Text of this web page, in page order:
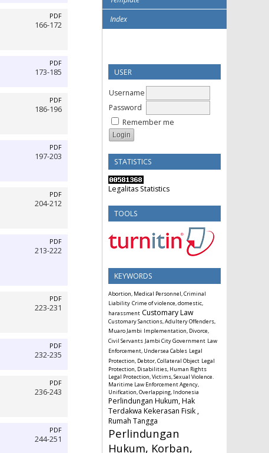
Index
USER
Username
Password
Remember me
STATISTICS
Legalitas Statistics
TOOLS
KEYWORDS
Abortion, Medical Personnel, Criminal
Liability Crime of violence, domestic,
harassment Customary Law
Customary Sanctions, Adultery Offenders,
Muaro Jambi Implementation, Divorce,
Civil Servants Jambi City Government Law
Enforcement, Undersea Cables Legal
Protection, Debtor, Collateral Object Legal
Protection, Disabilities, Human Rights
Legal Protection, Victims, Sexual Violence.
Maritime Law Enforcement Agency,
Unification, Overlapping, Indonesia
Perlindungan Hukum, Hak
Terdakwa Kekerasan Fisik ,
Rumah Tangga
Perlindungan
Hukum, Korban,
PDF
166-172
PDF
173-185
PDF
186-196
PDF
197-203
PDF
204-212
PDF
213-222
PDF
223-231
PDF
232-235
PDF
236-243
PDF
244-251